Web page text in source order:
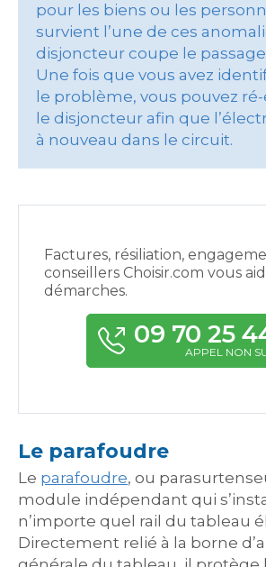
pour les biens ou les
survient l’une de ces
disjoncteur coupe le
Une fois que vous avez
le problème, vous pouvez
le disjoncteur afin que
à nouveau dans le circuit.
Factures, résiliation,
conseillers Choisir.com vous
démarches.
09 70 25
APPEL NON
Le parafoudre
Le parafoudre, ou
module indépendant qui
n’importe quel rail du tableau
Directement relié à la borne